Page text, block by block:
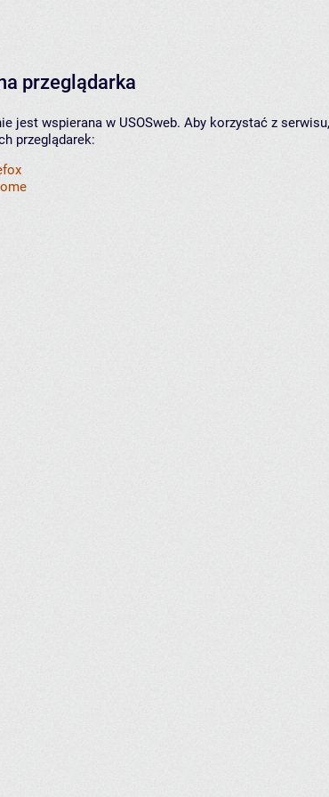
przeglądarka
jest wspierana w USOSweb. Aby korzystać z
przeglądarek: